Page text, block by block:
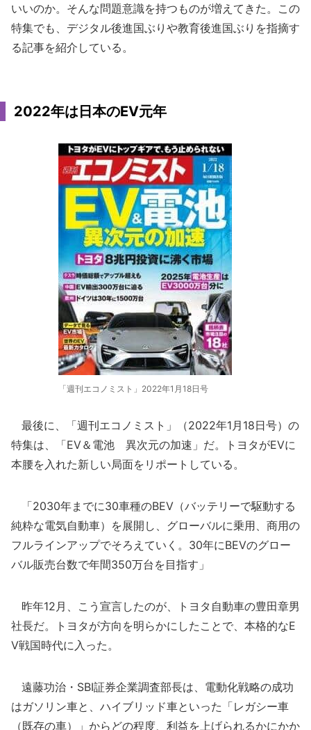
いいのか。そんな問題意識を持つものが増えてきた。この
特集でも、デジタル後進国ぶりや教育後進国ぶりを指摘す
る記事を紹介している。
2022年は日本のEV元年
「週刊エコノミスト」2022年1月18日号
最後に、「週刊エコノミスト」（2022年1月18日号）の
特集は、「EV＆電池 異次元の加速」だ。トヨタがEVに
本腰を入れた新しい局面をリポートしている。
「2030年までに30車種のBEV（バッテリーで駆動する
純粋な電気自動車）を展開し、グローバルに乗用、商用の
フルラインアップでそろえていく。30年にBEVのグロー
バル販売台数で年間350万台を目指す」
昨年12月、こう宣言したのが、トヨタ自動車の豊田章男
社長だ。トヨタが方向を明らかにしたことで、本格的なE
V戦国時代に入った。
遠藤功治・SBI証券企業調査部長は、電動化戦略の成功
はガソリン車と、ハイブリッド車といった「レガシー車
（既存の車）」からどの程度、利益を上げられるかにかか